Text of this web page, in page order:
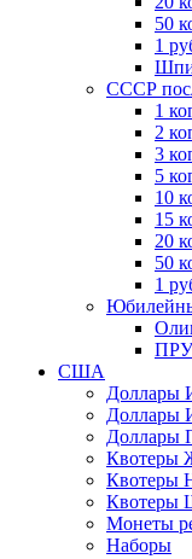
50
1
СССР
1
2
3
5
10
15
20
50
1
США
Доллары
Доллары
Доллары
Квотеры
Квотеры
Квотеры
Монеты
Наборы